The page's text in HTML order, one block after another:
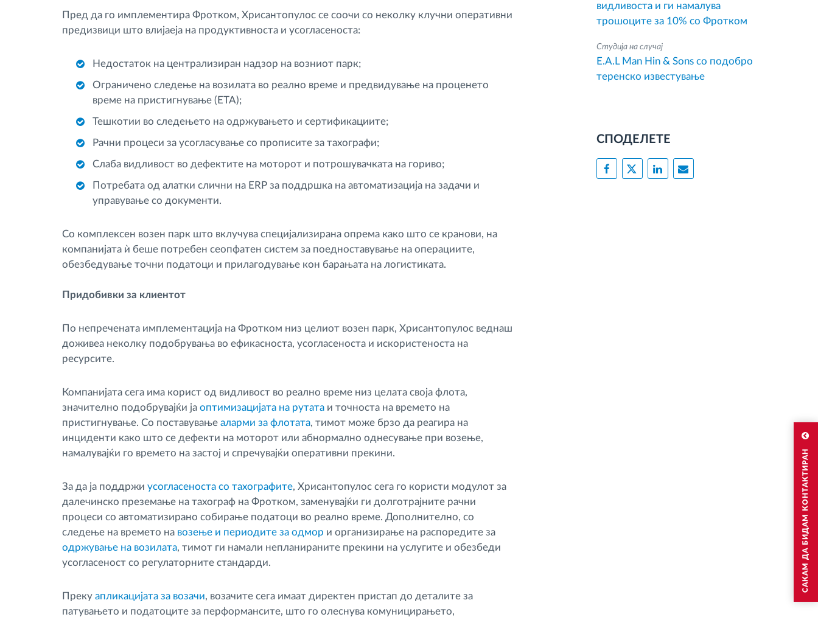
САКАМ ДА БИДАМ КОНТАКТИРАН
Пред да го имплементира Фротком, Хрисантопулос се соочи со неколку клучни оперативни
предизвици што влијаеја на продуктивноста и усогласеноста:
Недостаток на централизиран надзор на возниот парк;
Ограничено следење на возилата во реално време и предвидување на проценето
време на пристигнување (ETA);
Тешкотии во следењето на одржувањето и сертификациите;
Рачни процеси за усогласување со прописите за тахографи;
Слаба видливост во дефектите на моторот и потрошувачката на гориво;
Потребата од алатки слични на ERP за поддршка на автоматизација на задачи и
управување со документи.
Со комплексен возен парк што вклучува специјализирана опрема како што се кранови, на
компанијата ѝ беше потребен сеопфатен систем за поедноставување на операциите,
обезбедување точни податоци и прилагодување кон барањата на логистиката.
Придобивки за клиентот
По непречената имплементација на Фротком низ целиот возен парк, Хрисантопулос веднаш
доживеа неколку подобрувања во ефикасноста, усогласеноста и искористеноста на
ресурсите.
Компанијата сега има корист од видливост во реално време низ целата своја флота,
значително подобрувајќи ја оптимизацијата на рутата и точноста на времето на
пристигнување. Со поставување аларми за флотата, тимот може брзо да реагира на
инциденти како што се дефекти на моторот или абнормално однесување при возење,
намалувајќи го времето на застој и спречувајќи оперативни прекини.
За да ја поддржи усогласеноста со тахографите, Хрисантопулос сега го користи модулот за
далечинско преземање на тахограф на Фротком, заменувајќи ги долготрајните рачни
процеси со автоматизирано собирање податоци во реално време. Дополнително, со
следење на времето на возење и периодите за одмор и организирање на распоредите за
одржување на возилата, тимот ги намали непланираните прекини на услугите и обезбеди
усогласеност со регулаторните стандарди.
Преку апликацијата за возачи, возачите сега имаат директен пристап до деталите за
патувањето и податоците за перформансите, што го олеснува комуницирањето,
видливоста и ги намалува
трошоците за 10% со Фротком
Студија на случај
E.A.L Man Hin & Sons со подобро
теренско известување
СПОДЕЛЕТЕ